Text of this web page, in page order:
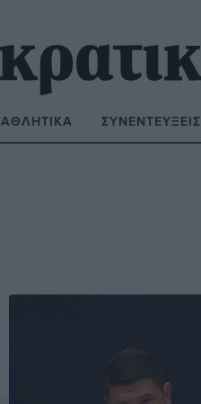
ΑΘΛΗΤΙΚΆ ΣΥΝΕΝΤΕΎΞΕΙΣ